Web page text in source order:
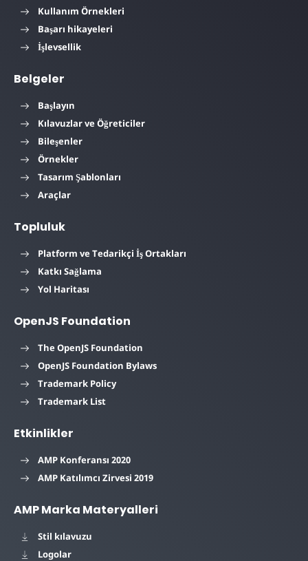
Kullanım Örnekleri
Başarı hikayeleri
İşlevsellik
Belgeler
Başlayın
Kılavuzlar ve Öğreticiler
Bileşenler
Örnekler
Tasarım Şablonları
Araçlar
Topluluk
Platform ve Tedarikçi İş Ortakları
Katkı Sağlama
Yol Haritası
OpenJS Foundation
The OpenJS Foundation
OpenJS Foundation Bylaws
Trademark Policy
Trademark List
Etkinlikler
AMP Konferansı 2020
AMP Katılımcı Zirvesi 2019
AMP Marka Materyalleri
Stil kılavuzu
Logolar